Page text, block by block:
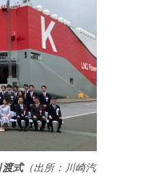
式（出所：川崎汽